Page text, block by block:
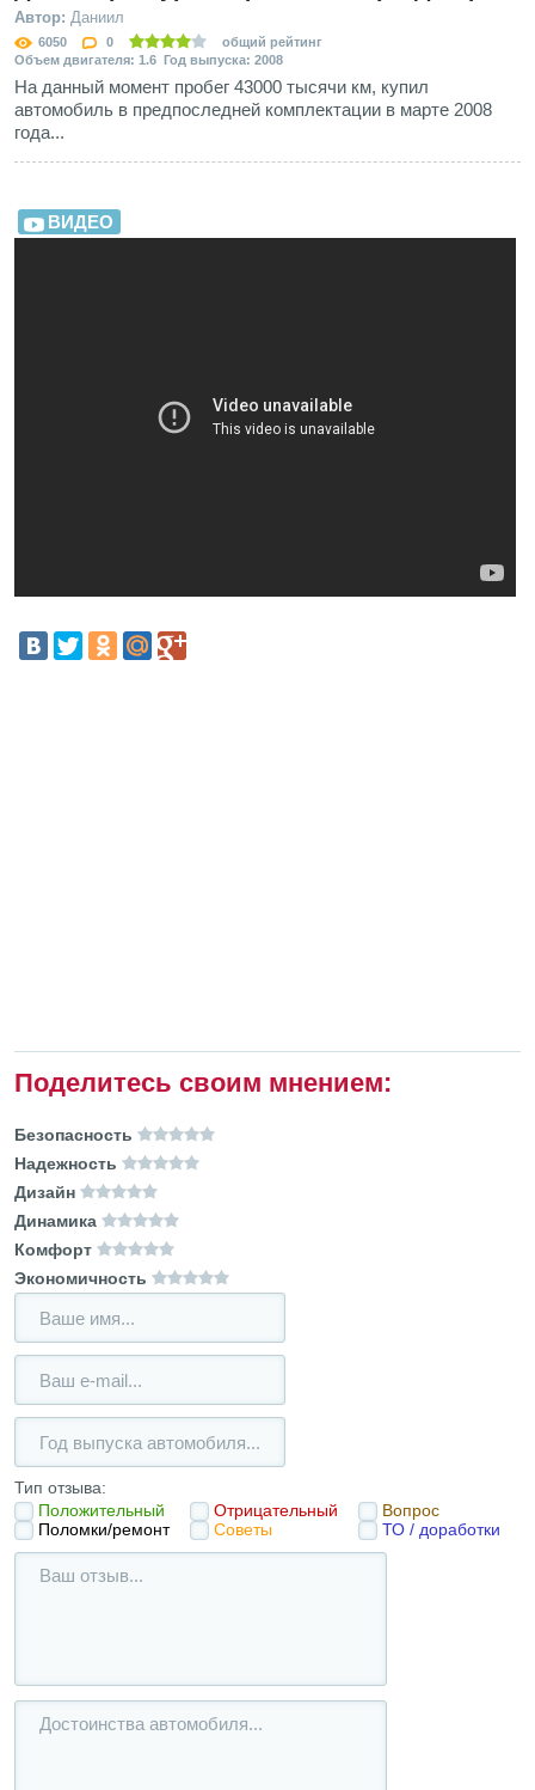
Автор: Даниил
6050 0
общий рейтинг
Объем двигателя: 1.6 Год выпуска: 2008
На данный момент пробег 43000 тысячи км, купил
автомобиль в предпоследней комплектации в марте 2008
года...
ВИДЕО
Поделитесь своим мнением:
Безопасность
Надежность
Дизайн
Динамика
Комфорт
Экономичность
Тип отзыва:
Положительный
Отрицательный
Вопрос
Поломки/ремонт
Советы ТО / доработки